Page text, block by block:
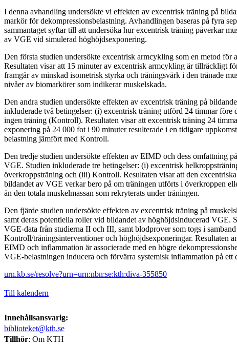
I denna avhandling undersökte vi effekten av excentrisk träning på
markör för dekompressionsbelastning. Avhandlingen baseras på fyra
sammantaget syftar till att undersöka hur excentrisk träning påverkar
av VGE vid simulerad höghöjdsexponering.
Den första studien undersökte excentrisk armcykling som en metod för
Resultaten visar att 15 minuter av excentrisk armcykling är tillräckligt
framgår av minskad isometrisk styrka och träningsvärk i den tränade
nivåer av biomarkörer som indikerar muskelskada.
Den andra studien undersökte effekten av excentrisk träning på
inkluderade två betingelser: (i) excentrisk träning utförd 24 timmar före
ingen träning (Kontroll). Resultaten visar att excentrisk träning 24
exponering på 24 000 fot i 90 minuter resulterade i en tidigare
belastning jämfört med Kontroll.
Den tredje studien undersökte effekten av EIMD och dess omfattning
VGE. Studien inkluderade tre betingelser: (i) excentrisk
överkroppsträning och (iii) Kontroll. Resultaten visar att den
bildandet av VGE verkar bero på om träningen utförts i överkroppen
än den totala muskelmassan som rekryterats under träningen.
Den fjärde studien undersökte effekten av excentrisk träning på
samt deras potentiella roller vid bildandet av höghöjdsinducerad VGE.
VGE-data från studierna II och III, samt blodprover som togs i samband
Kontroll/träningsinterventioner och höghöjdsexponeringar. Resultaten
EIMD och inflammation är associerade med en högre
VGE-belastningen inducera och förvärra systemisk inflammation på ett
urn.kb.se/resolve?urn=urn:nbn:se:kth:diva-355850
Till kalendern
Innehållsansvarig:
biblioteket@kth.se
Tillhör: Om KTH